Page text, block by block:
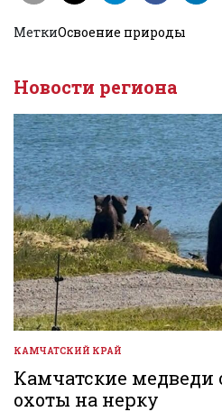
МеткиОсвоение природы
Новости региона
ОПУБЛИКОВАНО
В
КАМЧАТСКИЙ КРАЙ
Камчатские медведи
охоты на нерку